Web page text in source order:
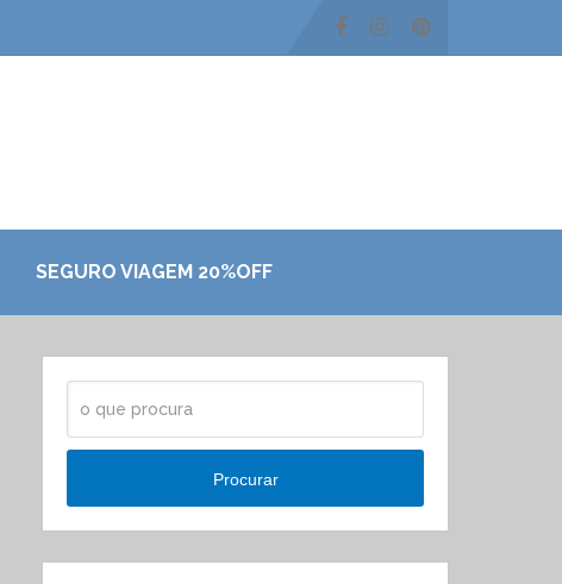
SEGURO VIAGEM 20%OFF
Procurar